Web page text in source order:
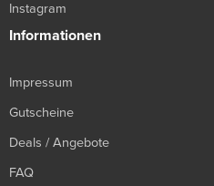
Instagram
Informationen
Impressum
Gutscheine
Deals / Angebote
FAQ